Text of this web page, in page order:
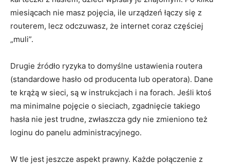
miesiącach nie masz pojęcia, ile urządzeń łączy się z
routerem, lecz odczuwasz, że internet coraz częściej
„muli”.
Drugie źródło ryzyka to domyślne ustawienia routera
(standardowe hasło od producenta lub operatora). Dane
te krążą w sieci, są w instrukcjach i na forach. Jeśli ktoś
ma minimalne pojęcie o sieciach, zgadnięcie takiego
hasła nie jest trudne, zwłaszcza gdy nie zmieniono też
loginu do panelu administracyjnego.
W tle jest jeszcze aspekt prawny. Każde połączenie z